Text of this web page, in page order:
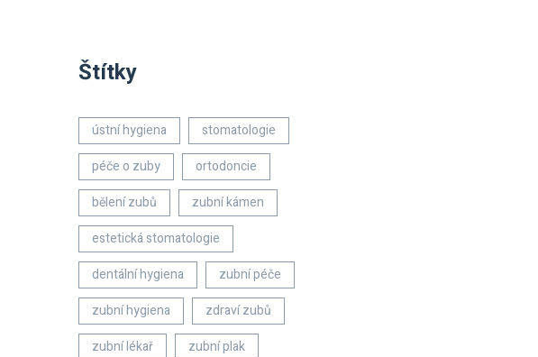
Štítky
ústní hygiena
stomatologie
péče o zuby
ortodoncie
bělení zubů
zubní kámen
estetická stomatologie
dentální hygiena
zubní péče
zubní hygiena
zdraví zubů
zubní lékař
zubní plak